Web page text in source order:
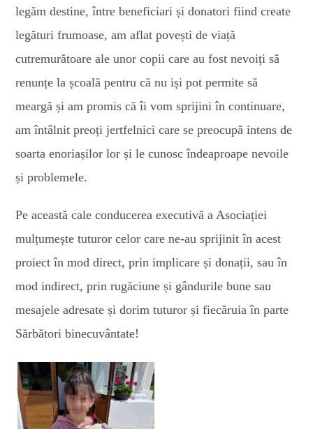
legăm destine, între beneficiari și donatori fiind create
legături frumoase, am aflat povești de viață
cutremurătoare ale unor copii care au fost nevoiți să
renunțe la școală pentru că nu iși pot permite să
meargă și am promis că îi vom sprijini în continuare,
am întâlnit preoți jertfelnici care se preocupă intens de
soarta enoriașilor lor și le cunosc îndeaproape nevoile
și problemele.
Pe această cale conducerea executivă a Asociației
mulțumește tuturor celor care ne-au sprijinit în acest
proiect în mod direct, prin implicare și donații, sau în
mod indirect, prin rugăciune și gândurile bune sau
mesajele adresate și dorim tuturor și fiecăruia în parte
Sărbători binecuvântate!